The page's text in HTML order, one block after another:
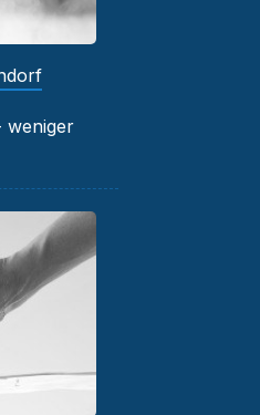
weniger